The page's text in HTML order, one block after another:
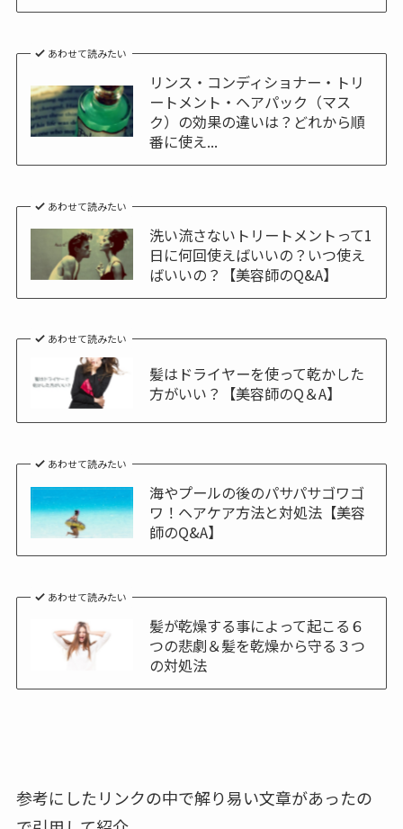
あわせて読みたい
リンス・コンディショナー・トリ
ートメント・ヘアパック（マス
ク）の効果の違いは？どれから順
番に使え...
あわせて読みたい
洗い流さないトリートメントって1
日に何回使えばいいの？いつ使え
ばいいの？【美容師のQ&A】
あわせて読みたい
髪はドライヤーを使って乾かした
方がいい？【美容師のQ＆A】
あわせて読みたい
海やプールの後のパサパサゴワゴ
ワ！ヘアケア方法と対処法【美容
師のQ&A】
あわせて読みたい
髪が乾燥する事によって起こる６
つの悲劇＆髪を乾燥から守る３つ
の対処法
参考にしたリンクの中で解り易い文章があったの